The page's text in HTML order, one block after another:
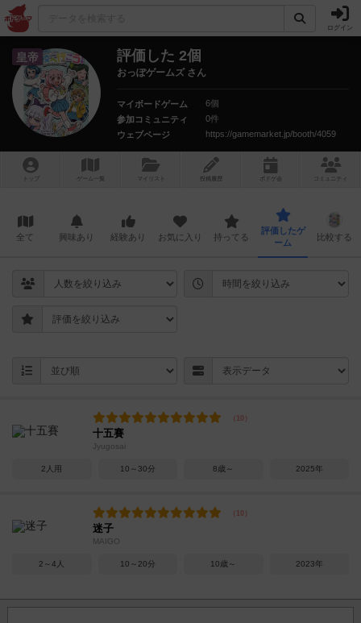
ログイン
皇帝 評価した 2個
おっぽゲームズ さん
マイボードゲーム
6個
参加コミュニティ
0件
ウェブページ
https://gamemarket.jp/booth/4059
トップ ゲーム一覧 マイリスト 投稿履歴 ボ ドゲ コミュニティ
全て 興味あり 経験あり お気に入り 持ってる
評価したゲ
ーム
比較する
十五賽
Jyugosai
2人用 10～30分 8歳～ 2025年
迷子
MAIGO
2～4人 10～20分 10歳～ 2023年